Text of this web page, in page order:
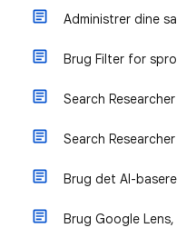
Administrer dine
Brug Filter for
Search Researcher
Search
Brug det AI-
Brug Google